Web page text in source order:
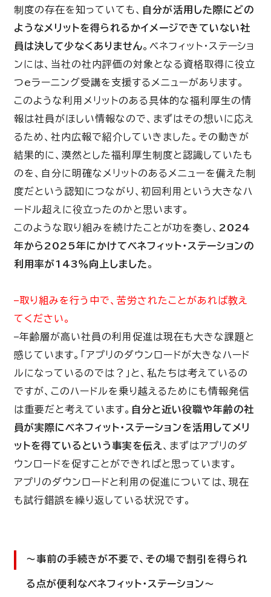
制度の存在を知っていても、
自分が活用した際にどの
ようなメリットを得られるかイメージできていない社
員は決して少なくありません。ベネフィット・ステーショ
ンには、当社の社内評価の対象となる資格取得に役立
つeラーニング受講を支援するメニューがあります。
このような利用メリットのある具体的な福利厚生の情
報は社員がほしい情報なので、まずはその想いに応え
るため、社内広報で紹介していきました。その動きが
結果的に、漠然とした福利厚生制度と認識していたも
のを、自分に明確なメリットのあるメニューを備えた制
度だという認知につながり、初回利用という大きなハ
ードル超えに役立ったのかと思います。
このような取り組みを続けたことが功を奏し、 2024
年から2025年にかけてベネフィット・ステーションの
利用率が143％向上しました。
–取り組みを行う中で、苦労されたことがあれば教え
てください。
–年齢層が高い社員の利用促進は現在も大きな課題と
感じています。「アプリのダウンロードが大きなハード
ルになっているのでは？」と、私たちは考えているの
ですが、このハードルを乗り越えるためにも情報発信
は重要だと考えています。 自分と近い役職や年齢の社
員が実際にベネフィット・ステーションを活用してメリ
ットを得ているという事実を伝え 、まずはアプリのダ
ウンロードを促すことができればと思っています。
アプリのダウンロードと利用の促進については、現在
も試行錯誤を繰り返している状況です。
〜事前の手続きが不要で、その場で割引を得られ
る点が便利なベネフィット・ステーション〜